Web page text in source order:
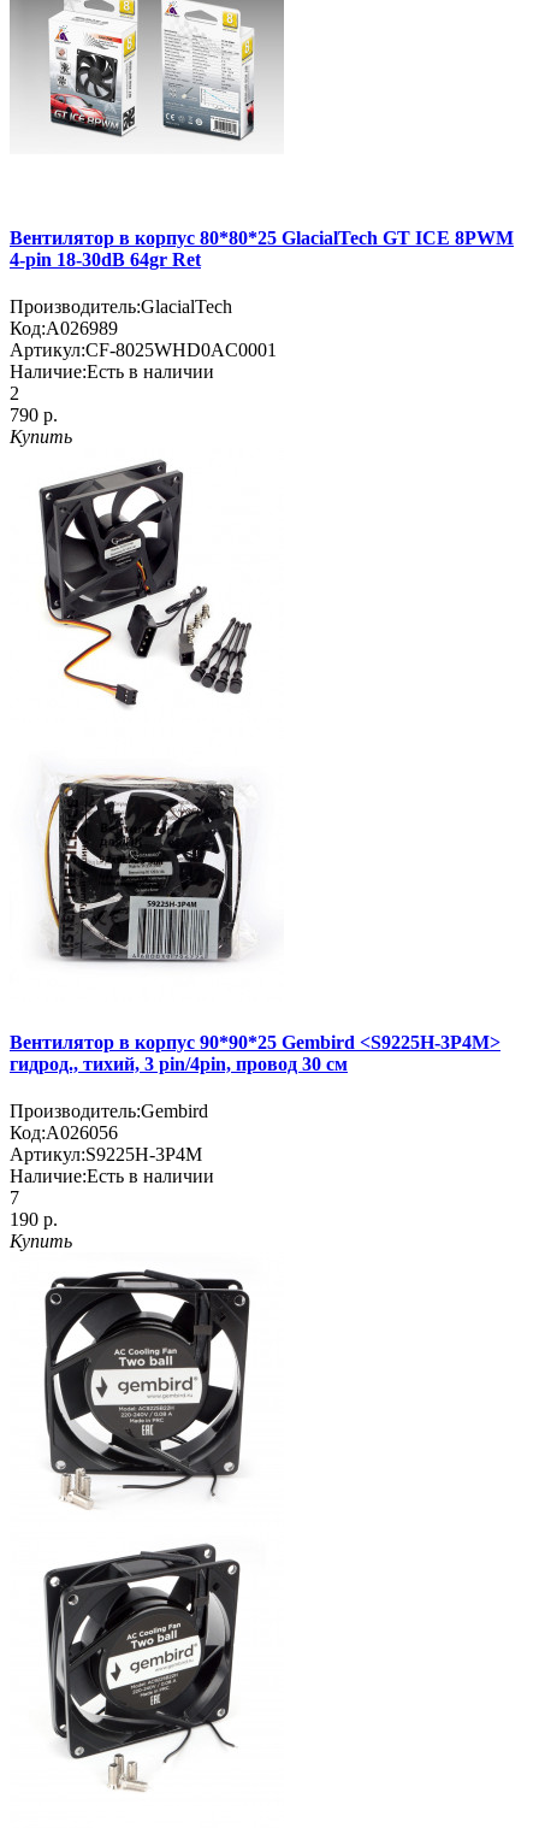
Вентилятор в корпус 80*80*25 GlacialTech GT ICE 8PWM
4-pin 18-30dB 64gr Ret
Производитель:GlacialTech
Код:A026989
Артикул:CF-8025WHD0AC0001
Наличие:Есть в наличии
2
790 р.
Купить
Вентилятор в корпус 90*90*25 Gembird <S9225H-3P4M>
гидрод., тихий, 3 pin/4pin, провод 30 см
Производитель:Gembird
Код:A026056
Артикул:S9225H-3P4M
Наличие:Есть в наличии
7
190 р.
Купить